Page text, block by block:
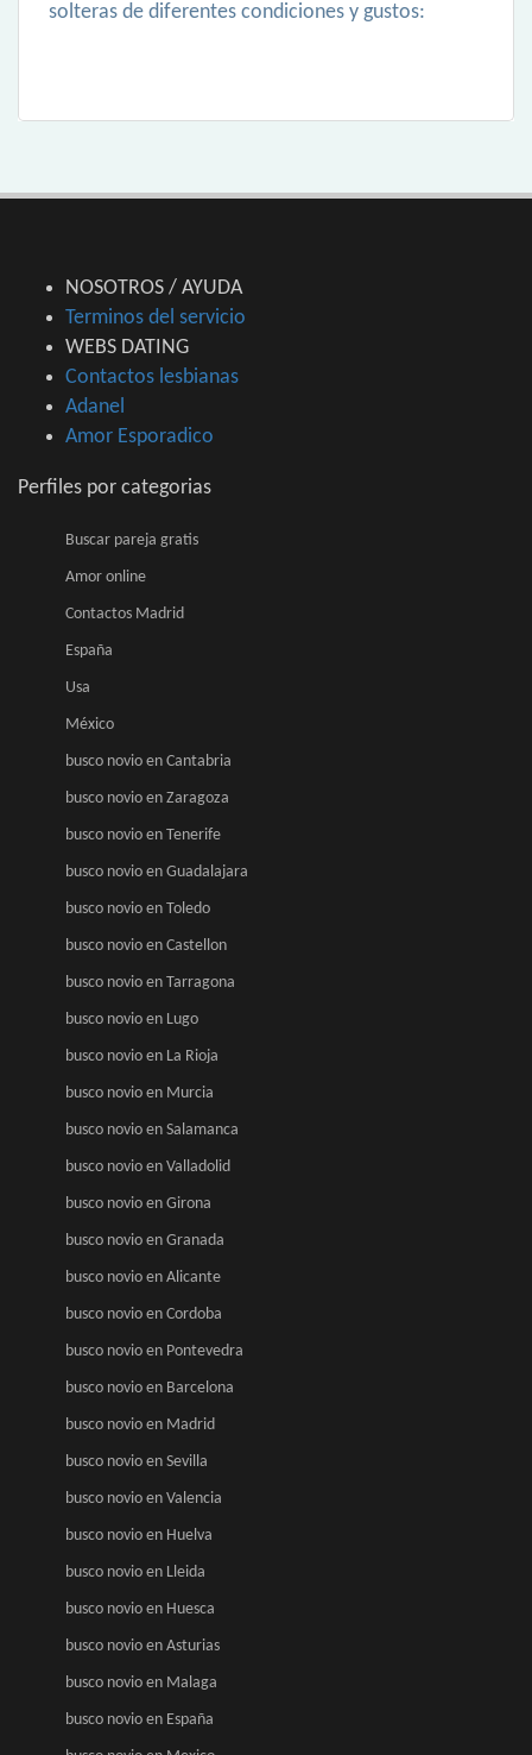
solteras de diferentes condiciones y gustos:
NOSOTROS / AYUDA
Terminos del servicio
WEBS DATING
Contactos lesbianas
Adanel
Amor Esporadico
Perfiles por categorias
Buscar pareja gratis
Amor online
Contactos Madrid
España
Usa
México
busco novio en Cantabria
busco novio en Zaragoza
busco novio en Tenerife
busco novio en Guadalajara
busco novio en Toledo
busco novio en Castellon
busco novio en Tarragona
busco novio en Lugo
busco novio en La Rioja
busco novio en Murcia
busco novio en Salamanca
busco novio en Valladolid
busco novio en Girona
busco novio en Granada
busco novio en Alicante
busco novio en Cordoba
busco novio en Pontevedra
busco novio en Barcelona
busco novio en Madrid
busco novio en Sevilla
busco novio en Valencia
busco novio en Huelva
busco novio en Lleida
busco novio en Huesca
busco novio en Asturias
busco novio en Malaga
busco novio en España